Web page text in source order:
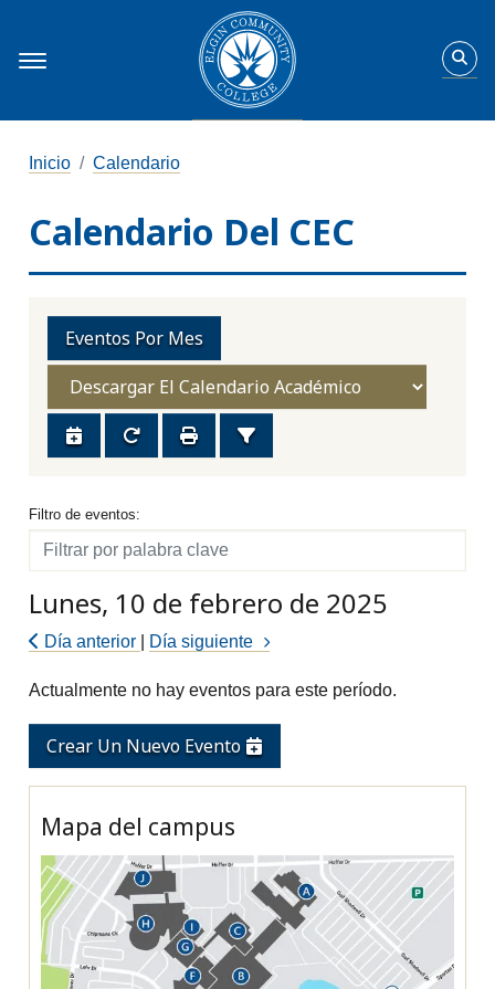
Inicio Calendario
Calendario Del CEC
Eventos Por Mes
Crear Un Nuevo Evento
Mapa del campus
Filtro de eventos
Filtro de eventos:
Filtro
Lunes, 10 de febrero de 2025
Día anterior Día siguiente
Actualmente no hay eventos para este período.